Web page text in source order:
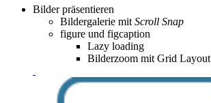
Bilder präsentieren
Bildergalerie mit Scroll Snap
figure und figcaption
Lazy loading
Bilderzoom mit Grid Layout